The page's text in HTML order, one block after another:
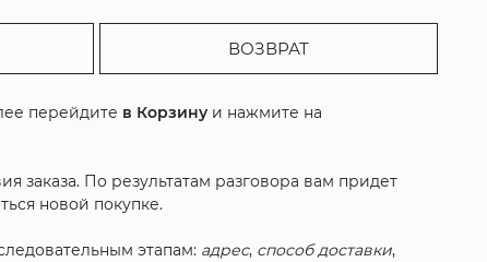
ВОЗВРАТ
перейдите в Корзину и нажмите на
заказа. По результатам разговора вам придет
новой покупке.
этапам: адрес, способ доставки,